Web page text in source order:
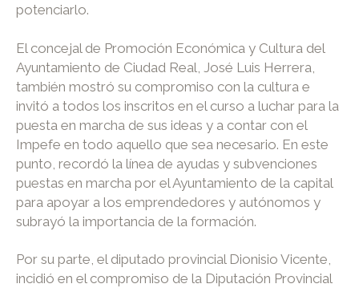
potenciarlo.
El concejal de Promoción Económica y Cultura del
Ayuntamiento de Ciudad Real, José Luis Herrera,
también mostró su compromiso con la cultura e
invitó a todos los inscritos en el curso a luchar para la
puesta en marcha de sus ideas y a contar con el
Impefe en todo aquello que sea necesario. En este
punto, recordó la línea de ayudas y subvenciones
puestas en marcha por el Ayuntamiento de la capital
para apoyar a los emprendedores y autónomos y
subrayó la importancia de la formación.
Por su parte, el diputado provincial Dionisio Vicente,
incidió en el compromiso de la Diputación Provincial